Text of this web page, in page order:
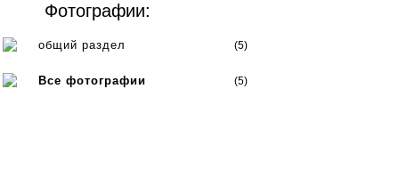
Фотографии:
общий раздел (5)
Все фотографии (5)